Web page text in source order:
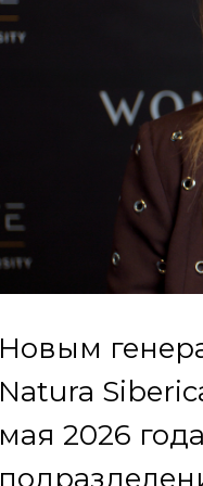
Новым
Natura
мая 2026